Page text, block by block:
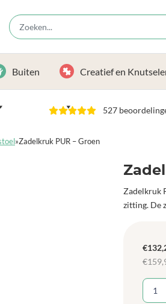
Buiten Creatief en
527
»Zadelkruk PUR – Groen
Zadelkruk
zitting. De
€
€
PUR